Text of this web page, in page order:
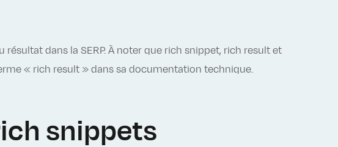
dans la SERP. À noter que rich snippet, rich result et
« rich result » dans sa documentation technique.
snippets